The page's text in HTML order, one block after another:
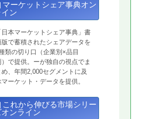
マーケットシェア事典オン
イン
日本マーケットシェア事典」書
版で蓄積されたシェアデータを
類の切り口（企業別×品目
）で提供。ーが独自の視点でま
め、年間2,000セグメントに及
マーケット・データを提供。
これから伸びる市場シリー
オンライン